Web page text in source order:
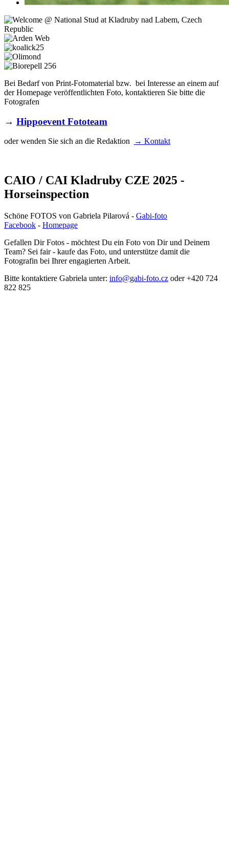
Bei Bedarf von Print-Fotomaterial bzw. bei Interesse an einem auf
der Homepage veröffentlichten Foto, kontaktieren Sie bitte die
Fotografen
→ Hippoevent Fototeam
oder wenden Sie sich an die Redaktion → Kontakt
CAIO / CAI Kladruby CZE 2025 -
Horseinspection
Schöne FOTOS von Gabriela Pilarová - Gabi-foto
Facebook - Homepage
Gefallen Dir Fotos - möchtest Du ein Foto von Dir und Deinem
Team? Sei fair - kaufe das Foto, und unterstütze damit die
Fotografin bei Ihrer engagierten Arbeit.
Bitte kontaktiere Gabriela unter: info@gabi-foto.cz oder +420 724
822 825